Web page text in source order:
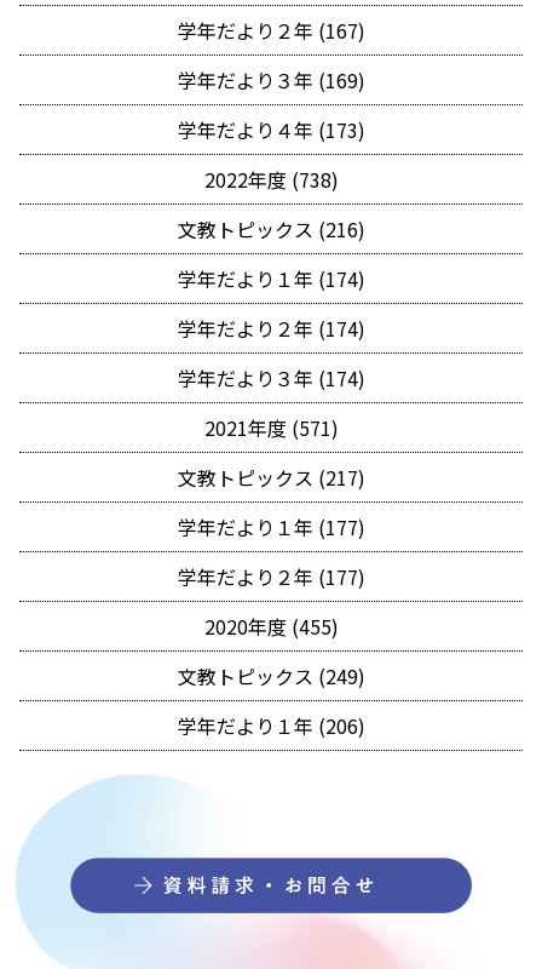
学年だより２年 (167)
学年だより３年 (169)
学年だより４年 (173)
2022年度 (738)
文教トピックス (216)
学年だより１年 (174)
学年だより２年 (174)
学年だより３年 (174)
2021年度 (571)
文教トピックス (217)
学年だより１年 (177)
学年だより２年 (177)
2020年度 (455)
文教トピックス (249)
学年だより１年 (206)